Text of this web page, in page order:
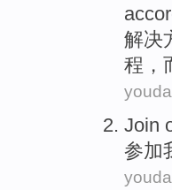
解决
程 ，
Join
参加